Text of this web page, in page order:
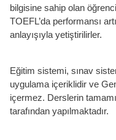
bilgisine sahip olan
TOEFL’da performansı
anlayışıyla yetiştirilirler.
Eğitim sistemi, sınav
uygulama içeriklidir ve
içermez. Derslerin
tarafından yapılmaktadır.